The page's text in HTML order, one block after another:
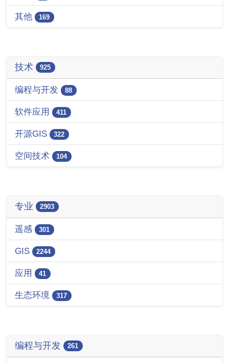
其他 169
技术 925
编程与开发 88
软件应用 411
开源GIS 322
空间技术 104
专业 2903
遥感 301
GIS 2244
应用 41
生态环境 317
编程与开发 261